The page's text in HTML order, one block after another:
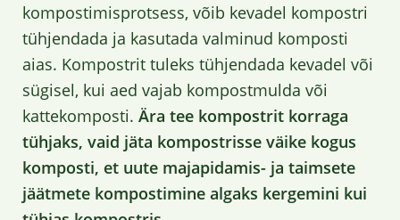
kompostimisprotsess, võib kevadel kompostri
tühjendada ja kasutada valminud komposti
aias. Kompostrit tuleks tühjendada kevadel või
sügisel, kui aed vajab kompostmulda või
kattekomposti. Ära tee kompostrit korraga
tühjaks, vaid jäta kompostrisse väike kogus
komposti, et uute majapidamis- ja taimsete
jäätmete kompostimine algaks kergemini kui